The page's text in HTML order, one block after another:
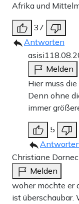
Afrika und
37
Antworten
asisi1
Melden
Hier muss
Denn ohne
immer
5
Christiane
Melden
woher möchte er
ist überschaubar.